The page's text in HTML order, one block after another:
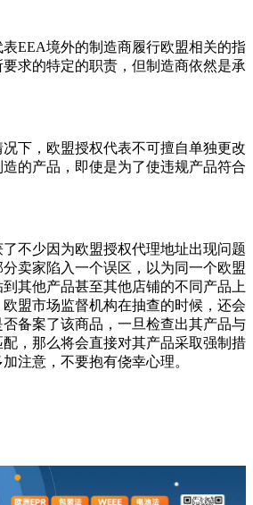
EEA境外的制造商履行欧盟相关的指
求的特定的职责，但制造商依然是承
下，欧盟授权代表不可擅自单独更改
的产品，即使是为了使违规产品符合
不少因为欧盟授权代理地址出现问题
卖家陷入一个误区，以为同一个欧盟
其他产品甚至其他店铺的不同产品上
盟市场监督机构在抽查的时候，还会
备案了该商品，一旦检查出其产品与
，那么将会直接对其产品采取强制措
注意，不要抱有侥幸心理。